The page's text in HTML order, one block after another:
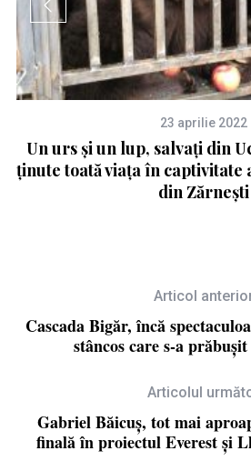
23 aprilie 2022
Un urs și un lup, salvați din
ținute toată viața în
din Zărnești
Articol
Cascada Bigăr, încă
stâncos care s-a
Articolul
Gabriel Băicuș, tot mai
finală în proiectul Everest și